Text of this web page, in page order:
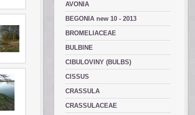
AVONIA
BEGONIA new 10 - 2013
BROMELIACEAE
BULBINE
CIBULOVINY (BULBS)
CISSUS
CRASSULA
CRASSULACEAE